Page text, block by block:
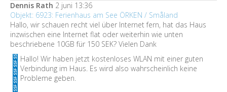
Dennis Rath 2 juni 13:36
Objekt: 6923: Ferienhaus am See ÖRKEN / Småland
Hallo, wir schauen recht viel über Internet fern, hat das Haus
inzwischen eine Internet flat oder weiterhin wie unten
beschriebene 10GB für 150 SEK? Vielen Dank
Hallo! Wir haben jetzt kostenloses WLAN mit einer guten
Verbindung im Haus. Es wird also wahrscheinlich keine
Probleme geben.